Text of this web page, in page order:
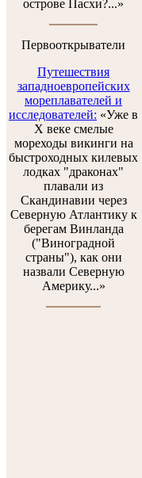
острове Пасхи?...»
Первооткрыватели
Путешествия
западноевропейских
мореплавателей и
исследователей: «Уже в
X веке смелые
мореходы викинги на
быстроходных килевых
лодках "драконах"
плавали из
Скандинавии через
Северную Атлантику к
берегам Винланда
("Виноградной
страны"), как они
назвали Северную
Америку...»